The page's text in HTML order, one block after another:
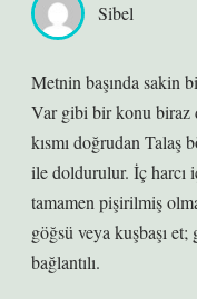
Sibel
Metnin başında sakin
Var gibi bir konu biraz
kısmı doğrudan Talaş
ile doldurulur. İç harcı
tamamen pişirilmiş
göğsü veya kuşbaşı
bağlantılı.